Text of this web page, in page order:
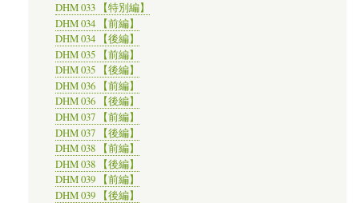
DHM 033 【特別編】
DHM 034 【前編】
DHM 034 【後編】
DHM 035 【前編】
DHM 035 【後編】
DHM 036 【前編】
DHM 036 【後編】
DHM 037 【前編】
DHM 037 【後編】
DHM 038 【前編】
DHM 038 【後編】
DHM 039 【前編】
DHM 039 【後編】